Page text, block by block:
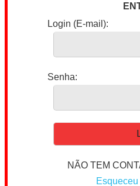
Login (E-mail):
Senha:
NÃO TEM